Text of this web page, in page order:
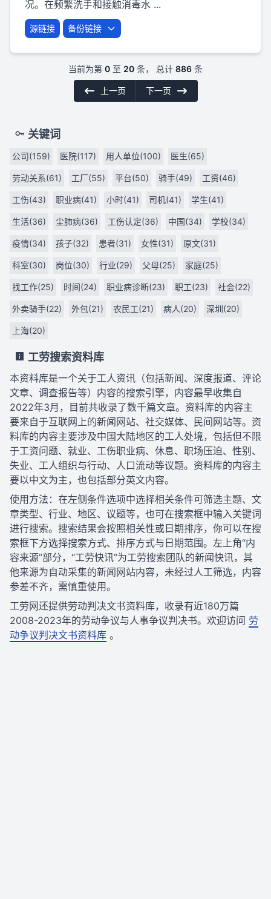
况。在频繁洗手和接触消毒水 ...
源链接 备份链接
当前为第 0 至 20 条， 总计 886 条
上一页 下一页
关键词
公司(159) 医院(117) 用人单位(100) 医生(65)
劳动关系(61) 工厂(55) 平台(50) 骑手(49) 工资(46)
工伤(43) 职业病(41) 小时(41) 司机(41) 学生(41)
生活(36) 尘肺病(36) 工伤认定(36) 中国(34) 学校(34)
疫情(34) 孩子(32) 患者(31) 女性(31) 原文(31)
科室(30) 岗位(30) 行业(29) 父母(25) 家庭(25)
找工作(25) 时间(24) 职业病诊断(23) 职工(23) 社会(22)
外卖骑手(22) 外包(21) 农民工(21) 病人(20) 深圳(20)
上海(20)
工劳搜索资料库
本资料库是一个关于工人资讯（包括新闻、深度报道、评论
文章、调查报告等）内容的搜索引擎，内容最早收集自
2022年3月，目前共收录了数千篇文章。资料库的内容主
要来自于互联网上的新闻网站、社交媒体、民间网站等。资
料库的内容主要涉及中国大陆地区的工人处境，包括但不限
于工资问题、就业、工伤职业病、休息、职场压迫、性别、
失业、工人组织与行动、人口流动等议题。资料库的内容主
要以中文为主，也包括部分英文内容。
使用方法：在左侧条件选项中选择相关条件可筛选主题、文
章类型、行业、地区、议题等，也可在搜索框中输入关键词
进行搜索。搜索结果会按照相关性或日期排序，你可以在搜
索框下方选择搜索方式、排序方式与日期范围。左上角“内
容来源”部分，“工劳快讯”为工劳搜索团队的新闻快讯，其
他来源为自动采集的新闻网站内容，未经过人工筛选，内容
参差不齐，需慎重使用。
工劳网还提供劳动判决文书资料库，收录有近180万篇
2008-2023年的劳动争议与人事争议判决书。欢迎访问 劳
动争议判决文书资料库 。